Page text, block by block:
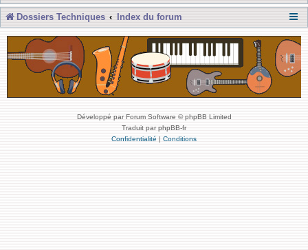
Dossiers Techniques Index du forum
Développé par Forum Software © phpBB Limited
Traduit par phpBB-fr
Confidentialité | Conditions